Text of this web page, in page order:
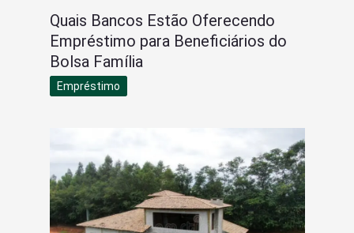
Quais Bancos Estão Oferecendo
Empréstimo para Beneficiários do
Bolsa Família
Empréstimo